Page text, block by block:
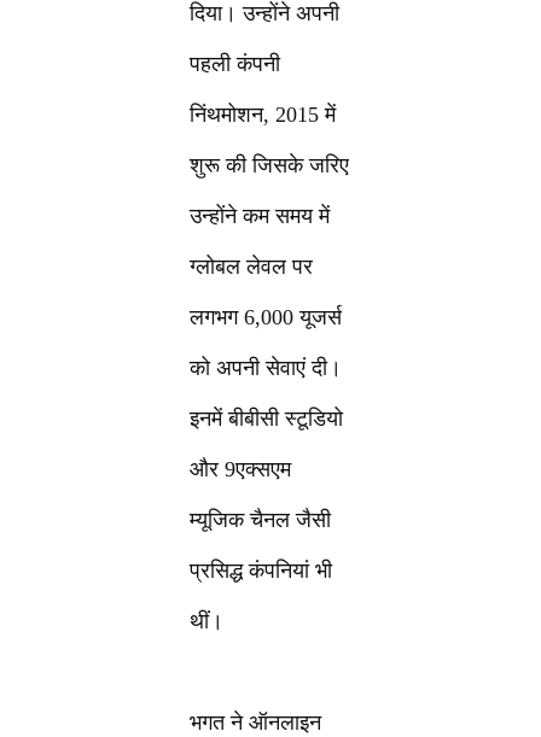
दिया। उन्होंने अपनी
पहली कंपनी
निंथमोशन, 2015 में
शुरू की जिसके जरिए
उन्होंने कम समय में
ग्लोबल लेवल पर
लगभग 6,000 यूजर्स
को अपनी सेवाएं दी।
इनमें बीबीसी स्टूडियो
और 9एक्सएम
म्यूजिक चैनल जैसी
प्रसिद्ध कंपनियां भी
थीं।
भगत ने ऑनलाइन